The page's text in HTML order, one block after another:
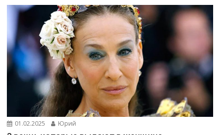
01.02.2025 Юрий